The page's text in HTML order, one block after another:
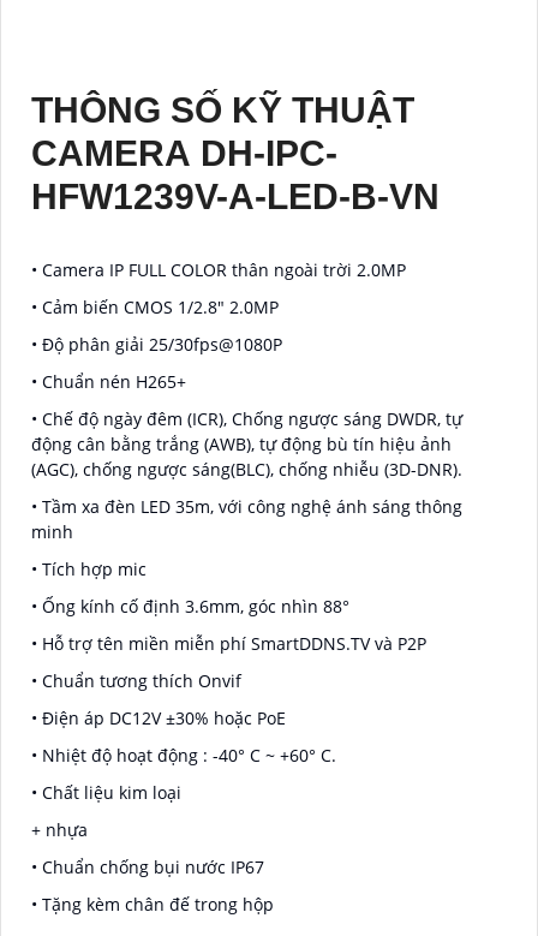
THÔNG SỐ KỸ THUẬT
CAMERA DH-IPC-
HFW1239V-A-LED-B-VN
• Camera IP FULL COLOR thân ngoài trời 2.0MP
• Cảm biến CMOS 1/2.8" 2.0MP
• Độ phân giải 25/30fps@1080P
• Chuẩn nén H265+
• Chế độ ngày đêm (ICR), Chống ngược sáng DWDR, tự
động cân bằng trắng (AWB), tự động bù tín hiệu ảnh
(AGC), chống ngược sáng(BLC), chống nhiễu (3D-DNR).
• Tầm xa đèn LED 35m, với công nghệ ánh sáng thông
minh
• Tích hợp mic
• Ống kính cố định 3.6mm, góc nhìn 88°
• Hỗ trợ tên miền miễn phí SmartDDNS.TV và P2P
• Chuẩn tương thích Onvif
• Điện áp DC12V ±30% hoặc PoE
• Nhiệt độ hoạt động : -40° C ~ +60° C.
• Chất liệu kim loại
+ nhựa
• Chuẩn chống bụi nước IP67
• Tặng kèm chân đế trong hộp